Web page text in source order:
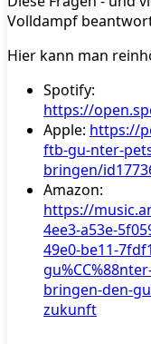
Volldampf
Hier kann man
Spotify:
https://
Apple: https://
ftb-gu-nter-
bringen/
Amazon:
https://
4ee3-a53e-
49e0-be11-
bringen-den-
zukunft